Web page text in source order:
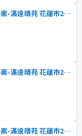
花蓮房仲推薦 2 預售好案-滿達晴苑 花蓮市2~3房 5A
花蓮房仲推薦 2 預售好案-滿達晴苑 花蓮市2~3房 4B
花蓮房仲推薦 2 預售好案-滿達晴苑 花蓮市2~3房 4A